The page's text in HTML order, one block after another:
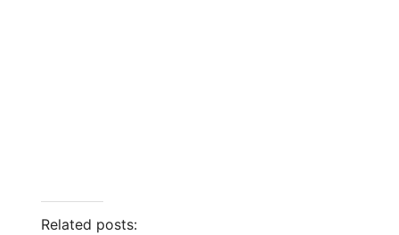
Related posts: